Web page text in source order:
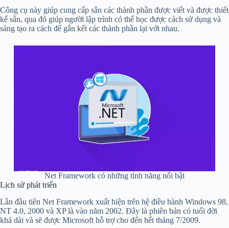
Công cụ này giúp cung cấp sẵn các thành phần được viết và được thiết
kế sẵn, qua đó giúp người lập trình có thể học được cách sử dụng và
sáng tạo ra cách để gắn kết các thành phần lại với nhau.
Net Framework có những tính năng nổi bật
Lịch sử phát triển
Lần đầu tiên Net Framework xuất hiện trên hệ điều hành Windows 98,
NT 4.0, 2000 và XP là vào năm 2002. Đây là phiên bản có tuổi đời
khá dài và sẽ được Microsoft hỗ trợ cho đến hết tháng 7/2009.